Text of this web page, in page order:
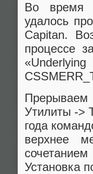
Во время
удалось
Capitan.
процессе
Утилиты ->
года
верхнее
Установка